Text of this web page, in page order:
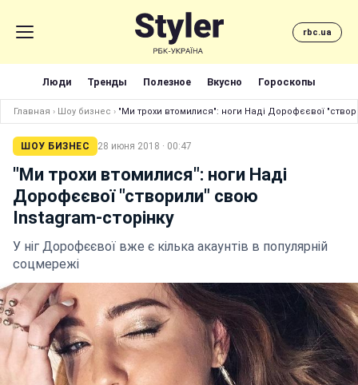
rbc.ua
Люди Тренды Полезное Вкусно Гороскопы
Главная › Шоу бизнес › "Ми трохи втомилися": ноги Наді Дорофєєвої
ШОУ БИЗНЕС 28 июня 2018 · 00:47
"Ми трохи втомилися": ноги Наді
Дорофєєвої "створили" свою
Instagram-сторінку
У ніг Дорофєєвої вже є кілька акаунтів в популярній
соцмережі